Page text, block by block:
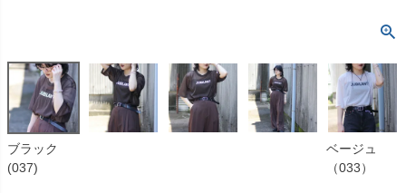
ブラック
(037)
ベージュ
（033）